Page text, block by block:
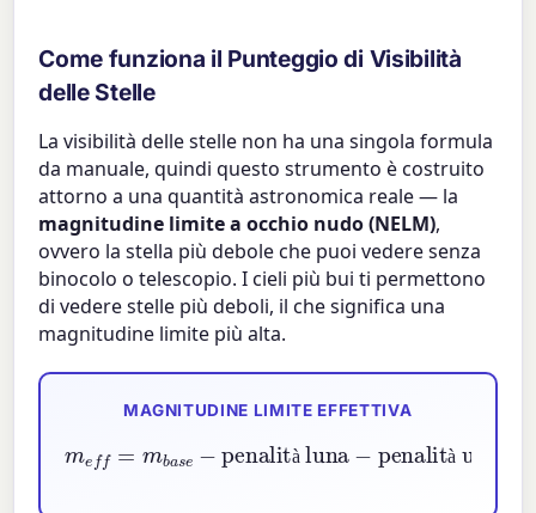
Come funziona il Punteggio di Visibilità
delle Stelle
La visibilità delle stelle non ha una singola formula
da manuale, quindi questo strumento è costruito
attorno a una quantità astronomica reale — la
magnitudine limite a occhio nudo (NELM),
ovvero la stella più debole che puoi vedere senza
binocolo o telescopio. I cieli più bui ti permettono
di vedere stelle più deboli, il che significa una
magnitudine limite più alta.
MAGNITUDINE LIMITE EFFETTIVA
à à
m ef= mb penalità luna
penalità umidità